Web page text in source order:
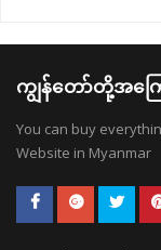
ကျွန်တော်တို့အကြ
You can buy
Website in Myanmar